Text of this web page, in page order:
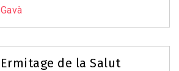
Gavà
Ermitage de la Salut